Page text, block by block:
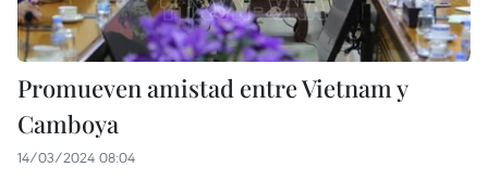
Promueven amistad entre Vietnam y
Camboya
14/03/2024 08:04